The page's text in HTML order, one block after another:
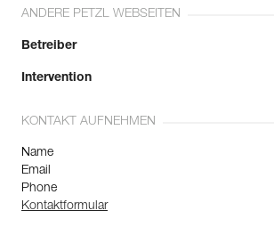
ANDERE PETZL WEBSEITEN
Betreiber
Intervention
KONTAKT AUFNEHMEN
Name
Email
Phone
Kontaktformular